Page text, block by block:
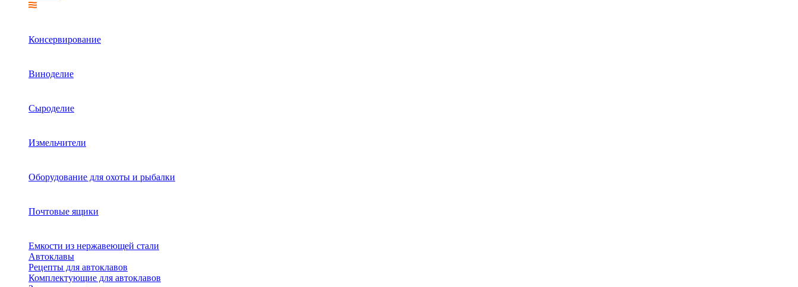
Консервирование
Виноделие
Сыроделие
Измельчители
Оборудование для охоты и рыбалки
Почтовые ящики
Емкости из нержавеющей стали
Автоклавы
Рецепты для автоклавов
Комплектующие для автоклавов